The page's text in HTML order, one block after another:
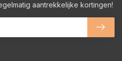
aantrekkelijke kortingen!